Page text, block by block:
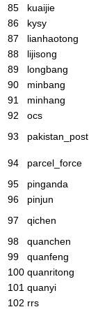
85
kuaijie
86
kysy
87
lianhaotong
88
lijisong
89
longbang
90
minbang
91
minhang
92
ocs
93
pakistan_post
94
parcel_force
95
pinganda
96
pinjun
97
qichen
98
quanchen
99
quanfeng
100 quanritong
101 quanyi
102 rrs